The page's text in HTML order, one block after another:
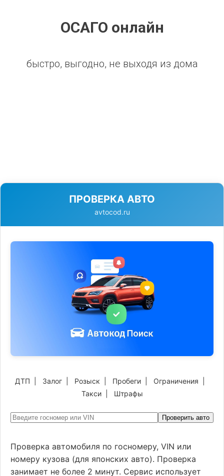
ОСАГО онлайн
быстро, выгодно, не выходя из дома
ПРОВЕРКА АВТО
avtocod.ru
ДТП Залог Розыск Пробеги Ограничения
Такси| Штрафы
Проверить авто
Проверка автомобиля по госномеру, VIN или
номеру кузова (для японских авто). Проверка
занимает не более 2 минут. Сервис использует